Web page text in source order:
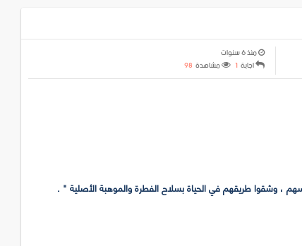
منذ 6 سنوات
اجابة1 مشاهدة98
، وشقوا طريقهم في الحياة بسلاح الفطرة والموهبة الأصلية " .